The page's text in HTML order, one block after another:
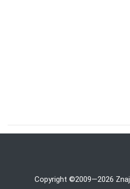
Copyright ©2009—2026